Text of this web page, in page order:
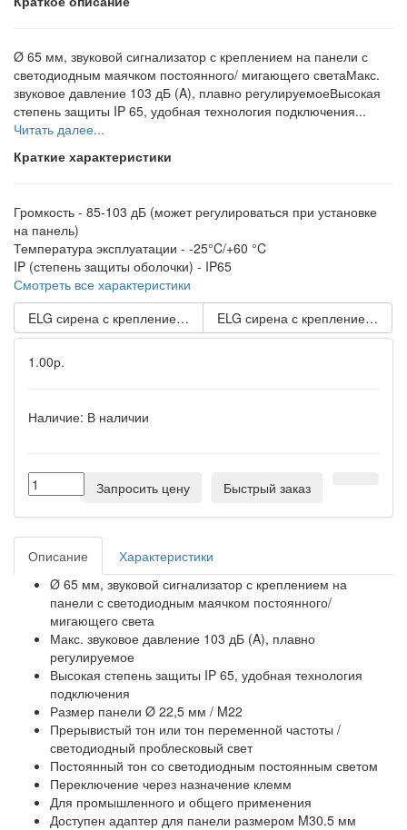
Ø 65 мм, звуковой сигнализатор с креплением на панели с
светодиодным маячком постоянного/ мигающего светаМакс.
звуковое давление 103 дБ (A), плавно регулируемоеВысокая
степень защиты IP 65, удобная технология подключения...
Читать далее...
Краткие характеристики
Громкость - 85-103 дБ (может регулироваться при установке
на панель)
Температура эксплуатации - -25°C/+60 °C
IP (степень защиты оболочки) - IP65
Смотреть все характеристики
ELG сирена с креплением на панели с контрольным
ELG сирена с креплением на
1.00р.
Наличие: В наличии
Запросить цену Быстрый заказ
Описание
Характеристики
Ø 65 мм, звуковой сигнализатор с креплением на
панели с светодиодным маячком постоянного/
мигающего света
Макс. звуковое давление 103 дБ (A), плавно
регулируемое
Высокая степень защиты IP 65, удобная технология
подключения
Размер панели Ø 22,5 мм / M22
Прерывистый тон или тон переменной частоты /
светодиодный проблесковый свет
Постоянный тон со светодиодным постоянным светом
Переключение через назначение клемм
Для промышленного и общего применения
Доступен адаптер для панели размером M30.5 мм